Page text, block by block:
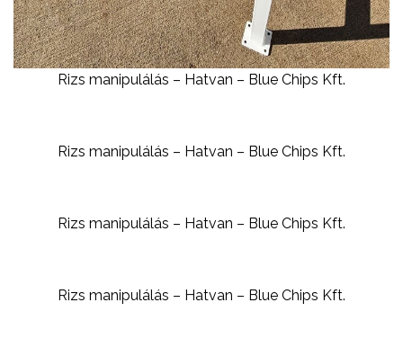
Rizs manipulálás – Hatvan – Blue Chips Kft.
Rizs manipulálás – Hatvan – Blue Chips Kft.
Rizs manipulálás – Hatvan – Blue Chips Kft.
Rizs manipulálás – Hatvan – Blue Chips Kft.